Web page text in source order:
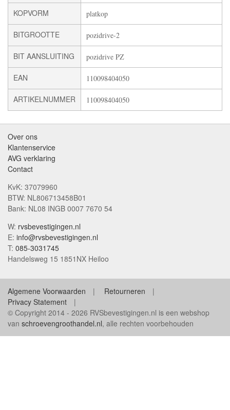
KOPVORM platkop
BITGROOTTE pozidrive-2
BIT AANSLUITING pozidrive PZ
EAN 110098404050
ARTIKELNUMMER 110098404050
Over ons
Klantenservice
AVG verklaring
Contact
KvK: 37079960
BTW: NL806713458B01
Bank: NL08 INGB 0007 7670 54
W: rvsbevestigingen.nl
E: info@rvsbevestigingen.nl
T: 085-3031745
Handelsweg 15 1851NX Heiloo
Algemene Voorwaarden
Retourneren
Privacy Statement
© Copyright 2014 - 2026 RVSbevestigingen.nl is een webshop
van schroevengroothandel.nl, alle rechten voorbehouden